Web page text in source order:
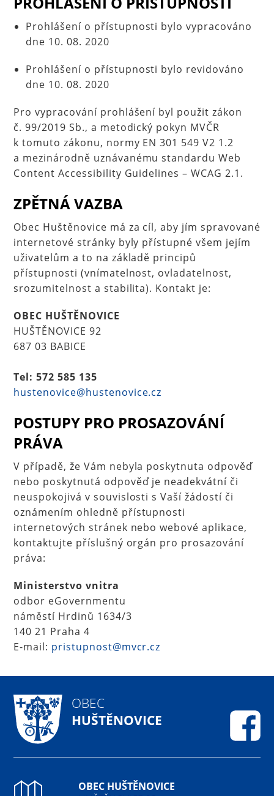
Prohlášení o přístupnosti bylo vypracováno
dne 10. 08. 2020
Prohlášení o přístupnosti bylo revidováno
dne 10. 08. 2020
Pro vypracování prohlášení byl použit zákon
č. 99/2019 Sb., a metodický pokyn MVČR
k tomuto zákonu, normy EN 301 549 V2 1.2
a mezinárodně uznávanému standardu Web
Content Accessibility Guidelines – WCAG 2.1.
ZPĚTNÁ VAZBA
Obec Huštěnovice má za cíl, aby jím spravované
internetové stránky byly přístupné všem jejím
uživatelům a to na základě principů
přístupnosti (vnímatelnost, ovladatelnost,
srozumitelnost a stabilita). Kontakt je:
OBEC HUŠTĚNOVICE
HUŠTĚNOVICE 92
687 03 BABICE
Tel: 572 585 135
hustenovice@hustenovice.cz
POSTUPY PRO PROSAZOVÁNÍ
PRÁVA
V případě, že Vám nebyla poskytnuta odpověď
nebo poskytnutá odpověď je neadekvátní či
neuspokojivá v souvislosti s Vaší žádostí či
oznámením ohledně přístupnosti
internetových stránek nebo webové aplikace,
kontaktujte příslušný orgán pro prosazování
práva:
Ministerstvo vnitra
odbor eGovernmentu
náměstí Hrdinů 1634/3
140 21 Praha 4
E-mail: pristupnost@mvcr.cz
OBEC
HUŠTĚNOVICE
OBEC HUŠTĚNOVICE